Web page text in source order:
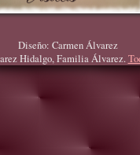
Diseño: Carmen Álvarez
Hidalgo, Familia Álvarez.